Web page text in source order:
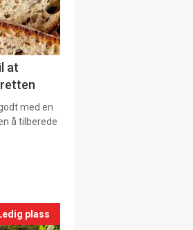
at
med en
å tilberede
plass